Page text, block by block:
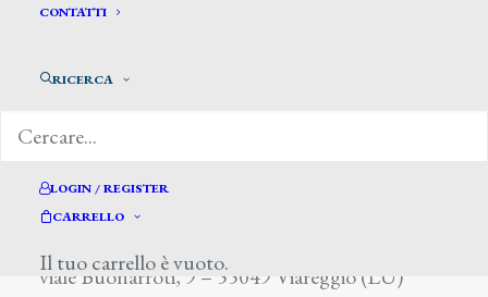
CONTATTI
RICERCA
LOGIN / REGISTER
CARRELLO
Il tuo carrello è vuoto.
viale Buonarroti, 9 – 55049 Viareggio (LU)